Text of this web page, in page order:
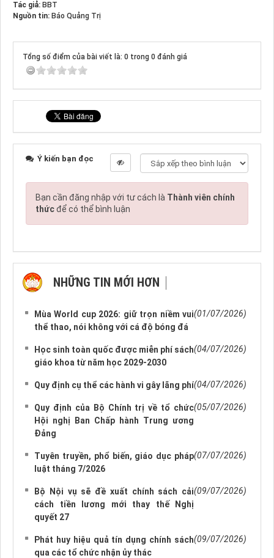
Tác giả: BBT
Nguồn tin: Báo Quảng Trị
Tổng số điểm của bài viết là: 0 trong 0 đánh giá
Ý kiến bạn đọc
Bạn cần đăng nhập với tư cách là Thành viên chính
thứcđể có thể bình luận
NHỮNG TIN MỚI HƠN
Mùa World cup 2026: giữ trọn niềm vui
thể thao, nói không với cá độ bóng đá
(01/07/2026)
Học sinh toàn quốc được miễn phí sách
giáo khoa từ năm học 2029-2030
(04/07/2026)
Quy định cụ thể các hành vi gây lãng phí(04/07/2026)
Quy định của Bộ Chính trị về tổ chức
Hội nghị Ban Chấp hành Trung ương
Đảng
(05/07/2026)
Tuyên truyền, phổ biến, giáo dục pháp
luật tháng 7/2026
(07/07/2026)
Bộ Nội vụ sẽ đề xuất chính sách cải
cách tiền lương mới thay thế Nghị
quyết 27
(09/07/2026)
Phát huy hiệu quả tín dụng chính sách
qua các tổ chức nhận ủy thác
(09/07/2026)